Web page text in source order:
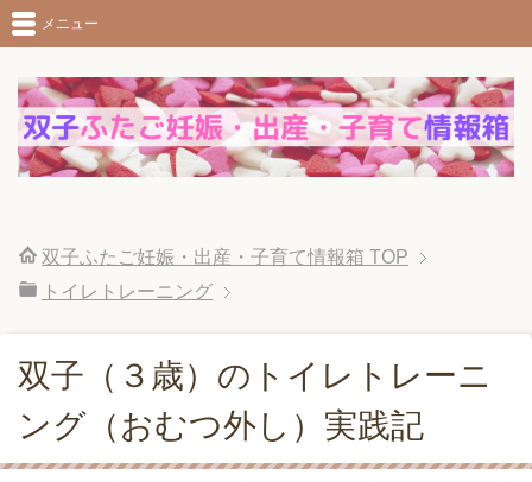
メニュー
双子ふたご妊娠・出産・子育て情報箱 TOP
トイレトレーニング
双子（３歳）のトイレトレーニ
ング（おむつ外し）実践記